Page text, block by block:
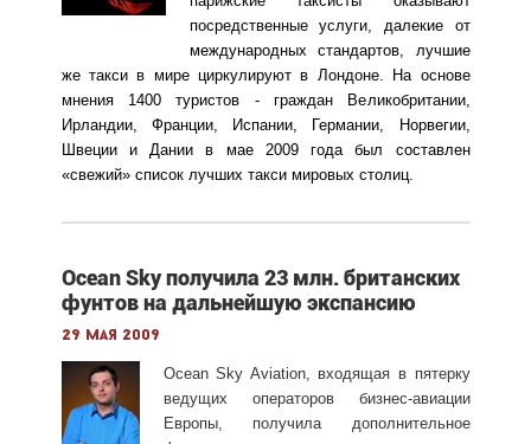
посредственные услуги, далекие от
международных стандартов, лучшие
же такси в мире циркулируют в Лондоне. На основе
мнения 1400 туристов - граждан Великобритании,
Ирландии, Франции, Испании, Германии, Норвегии,
Швеции и Дании в мае 2009 года был составлен
«свежий» список лучших такси мировых столиц.
Ocean Sky получила 23 млн. британских
фунтов на дальнейшую экспансию
29 мая 2009
Ocean Sky Aviation, входящая в пятерку
ведущих операторов бизнес-авиации
Европы, получила дополнительное